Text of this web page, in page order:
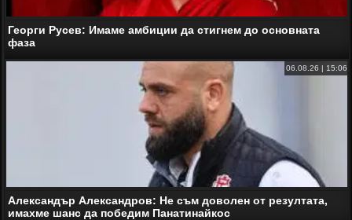
Георги Русев: Имаме амбиции да стигнем до основната
фаза
06.08.26 | 15:06
Александър Александров: Не съм доволен от резултата,
имахме шанс да победим Панатинайкос